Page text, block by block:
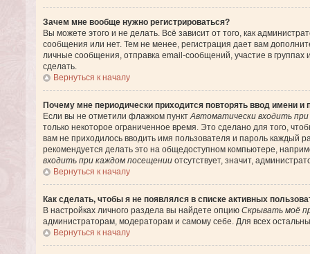
Зачем мне вообще нужно регистрироваться?
Вы можете этого и не делать. Всё зависит от того, как
сообщения или нет. Тем не менее, регистрация дает вам
личные сообщения, отправка email-сообщений, участие в группах
сделать.
Вернуться к началу
Почему мне периодически приходится повторять ввод имени и
Если вы не отметили флажком пункт Автоматически входить
только некоторое ограниченное время. Это сделано для того,
вам не приходилось вводить имя пользователя и пароль каждый
рекомендуется делать это на общедоступном компьютере,
входить при каждом посещении отсутствует, значит,
Вернуться к началу
Как сделать, чтобы я не появлялся в списке активных
В настройках личного раздела вы найдете опцию Скрывать моё
администраторам, модераторам и самому себе. Для всех
Вернуться к началу